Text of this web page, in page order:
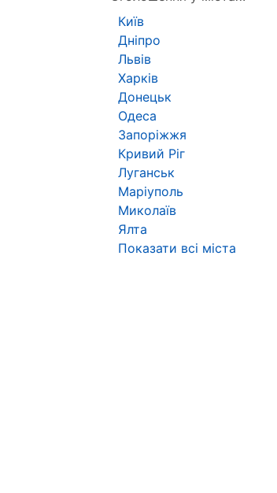
Київ
Дніпро
Львів
Харків
Донецьк
Одеса
Запоріжжя
Кривий Ріг
Луганськ
Маріуполь
Миколаїв
Ялта
Показати всі міста